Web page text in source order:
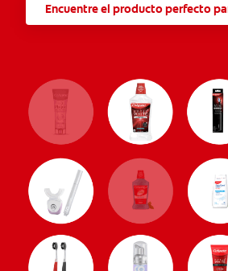
Encuentre el producto perfecto